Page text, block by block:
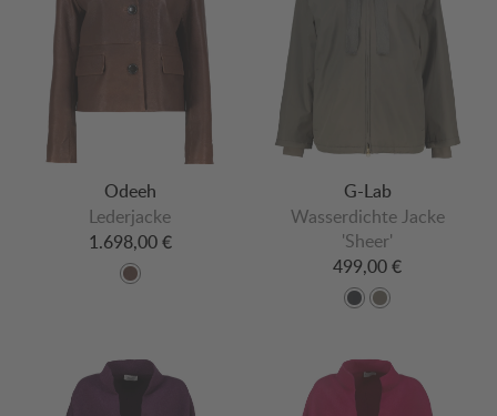
Odeeh
Lederjacke
1.698,00 €
G-Lab
Wasserdichte Jacke
'Sheer'
499,00 €